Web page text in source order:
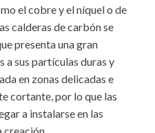
el cobre y el níquel o de
calderas de carbón se
presenta una gran
a sus partículas duras y
en zonas delicadas e
cortante, por lo que las
a instalarse en las